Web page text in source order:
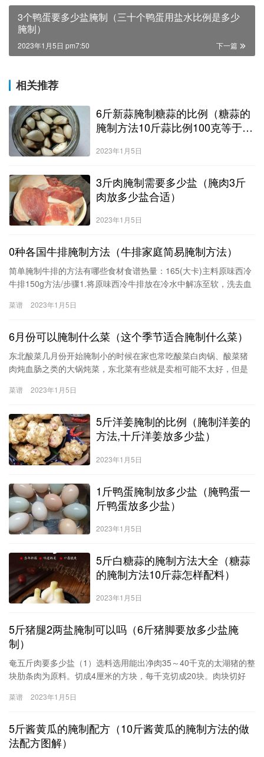
3个鸭蛋要多少盐腌制（三十个鸭蛋用盐水比例是多少
腌制）
下一篇
2023年1月5日 pm7:50
相关推荐
6斤新蒜腌制糖蒜的比例（糖蒜的
腌制方法10斤蒜比例100克等于一
2023年1月5日
3斤肉腌制需要多少盐（腌肉3斤
肉放多少盐合适）
2023年1月5日
0种各国牛排腌制方法（牛排家庭简易腌制方法）
简单腌制牛排的方法有哪些食材食谱热量：165(大卡)主料原味西冷
牛排150g方法/步骤1.将原味西冷牛排放在冷水中解冻至软，洗去血
松，使肉质变松软，然后撒上黑胡椒粒、盐巴少量（一定要少许，
菜谱 2023年1月5日
6月份可以腌制什么菜（这个季节适合腌制什么菜）
东北酸菜几月份开始腌制小的时候在家也常吃酸菜白肉锅、酸菜猪
肉炖血肠之类的大锅炖菜，东北菜有些就是卖相可能不太好，但是
见过很多次人们腌酸菜了，一般都是在农历十月份的左右开始腌制
菜谱 2023年1月5日
5斤洋姜腌制的比例（腌制洋姜的
方法,十斤洋姜放多少盐）
2023年1月5日
1斤鸭蛋腌制放多少盐（腌鸭蛋一
斤鸭蛋放多少盐）
2023年1月5日
5斤白糖蒜的腌制方法大全（糖蒜
的腌制方法10斤蒜怎样配料）
2023年1月5日
5斤猪腿2两盐腌制可以吗（6斤猪脚要放多少盐腌
制）
奄五斤肉要多少盐（1）选料选用能出净肉35～40千克的太湖猪的整
块肋条肉为原料。切成4厘米的方块，每千克切成20块。肉块切好
猪肋条肉计：白糖2．5千克精盐1．5～1．75千克桂皮100克绍酒
0克（3
菜谱 2023年1月5日
5斤酱黄瓜的腌制配方（10斤酱黄瓜的腌制方法的做
法配方图解）